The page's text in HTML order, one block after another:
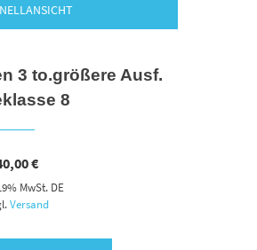
3 to.größere Ausf.
8
€
MwSt. DE
Versand